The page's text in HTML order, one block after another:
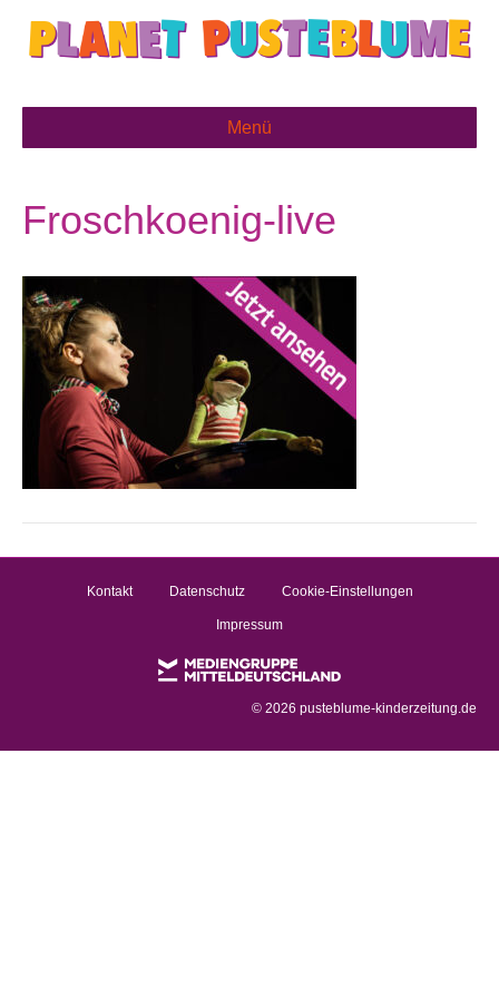
Menü
Froschkoenig-live
Kontakt Datenschutz Cookie-Einstellungen
Impressum
© 2026 pusteblume-kinderzeitung.de